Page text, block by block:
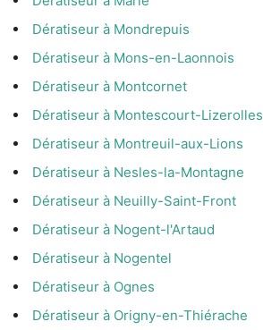
Dératiseur à Mondrepuis
Dératiseur à Mons-en-Laonnois
Dératiseur à Montcornet
Dératiseur à Montescourt-Lizerolles
Dératiseur à Montreuil-aux-Lions
Dératiseur à Nesles-la-Montagne
Dératiseur à Neuilly-Saint-Front
Dératiseur à Nogent-l'Artaud
Dératiseur à Nogentel
Dératiseur à Ognes
Dératiseur à Origny-en-Thiérache